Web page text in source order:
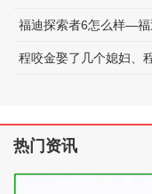
福迪探索者6怎么样—福
程咬金娶了几个媳妇、
热门资讯